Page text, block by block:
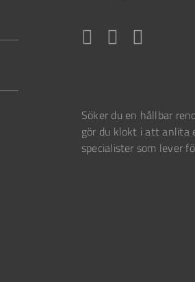
Söker du en hållbar
gör du klokt i att anlita
specialister som lever